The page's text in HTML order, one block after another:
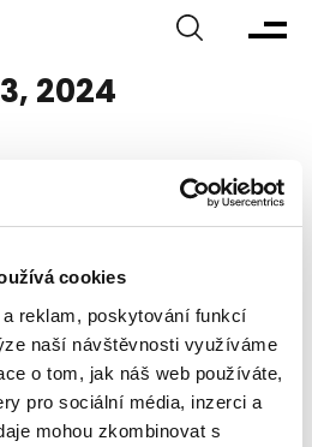
cookies
reklam, poskytování funkcí
naší návštěvnosti využíváme
o tom, jak náš web používáte,
pro sociální média, inzerci a
mohou zkombinovat s
akce na
2024